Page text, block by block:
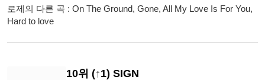
로제의 다른 곡 : On The Ground, Gone, All My Love Is For You,
Hard to love
10위 (↑1) SIGN